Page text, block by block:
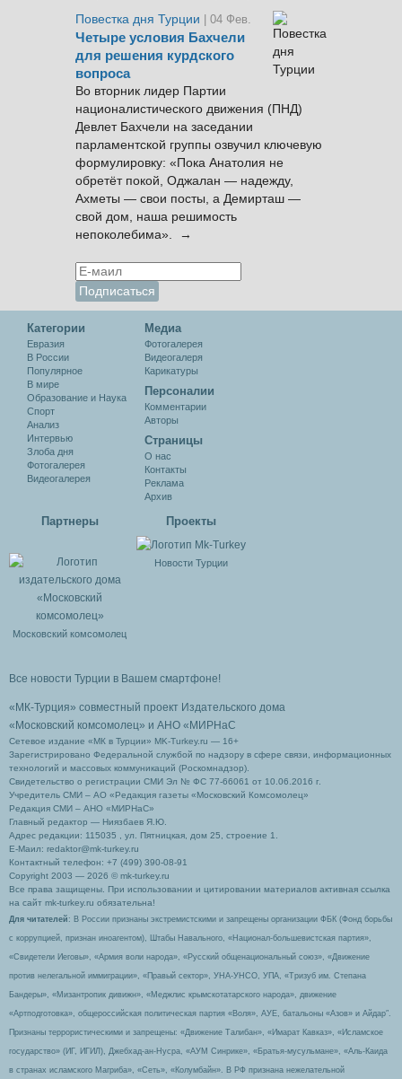
Повестка дня Турции
| 04 Фев.
Четыре условия Бахчели
для решения курдского
вопроса
Во вторник лидер Партии
националистического движения (ПНД)
Девлет Бахчели на заседании
парламентской группы озвучил ключевую
формулировку: «Пока Анатолия не
обретёт покой, Оджалан — надежду,
Ахметы — свои посты, а Демирташ —
свой дом, наша решимость
непоколебима». →
Категории
Евразия
В России
Популярное
В мире
Образование и Наука
Спорт
Анализ
Интервью
Злоба дня
Фотогалерея
Видеогалерея
Медиа
Фотогалерея
Видеогалеря
Карикатуры
Персоналии
Комментарии
Авторы
Cтраницы
О нас
Контакты
Реклама
Архив
Партнеры
Московский комсомолец
Проекты
Новости Турции
Все новости Турции в Вашем смартфоне!
«МК-Турция» совместный проект Издательского дома
«Московский комсомолец» и АНО «МИРНаС
Сетевое издание «МК в Турции» MK-Turkey.ru — 16+
Зарегистрировано Федеральной службой по надзору в сфере связи, информационных
технологий и массовых коммуникаций (Роскомнадзор).
Свидетельство о регистрации СМИ Эл № ФС 77-66061 от 10.06.2016 г.
Учредитель СМИ – АО «Редакция газеты «Московский Комсомолец»
Редакция СМИ – АНО «МИРНаС»
Главный редактор — Ниязбаев Я.Ю.
Адрес редакции: 115035 , ул. Пятницкая, дом 25, строение 1.
Е-Маил: redaktor@mk-turkey.ru
Контактный телефон: +7 (499) 390-08-91
Copyright 2003 — 2026 © mk-turkey.ru
Все права защищены. При использовании и цитировании материалов активная ссылка
на сайт mk-turkey.ru обязательна!
Для читателей : В России признаны экстремистскими и запрещены организации ФБК (Фонд борьбы
с коррупцией, признан иноагентом), Штабы Навального, «Национал-большевистская партия»,
«Свидетели Иеговы», «Армия воли народа», «Русский общенациональный союз», «Движение
против нелегальной иммиграции», «Правый сектор», УНА-УНСО, УПА, «Тризуб им. Степана
Бандеры», «Мизантропик дивижн», «Меджлис крымскотатарского народа», движение
«Артподготовка», общероссийская политическая партия «Воля», АУЕ, батальоны «Азов» и Айдар″.
Признаны террористическими и запрещены: «Движение Талибан», «Имарат Кавказ», «Исламское
государство» (ИГ, ИГИЛ), Джебхад-ан-Нусра, «АУМ Синрике», «Братья-мусульмане», «Аль-Каида
в странах исламского Магриба», «Сеть», «Колумбайн». В РФ признана нежелательной